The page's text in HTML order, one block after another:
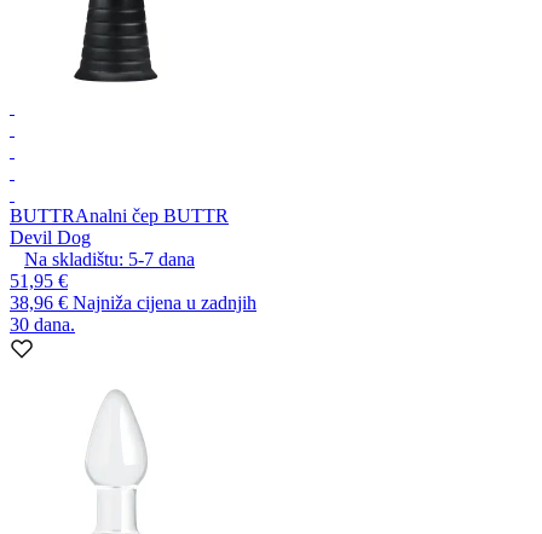
BUTTRAnalni čep BUTTR
Devil Dog
Na skladištu: 5-7 dana
51,95 €
38,96 € Najniža cijena u zadnjih
30 dana.